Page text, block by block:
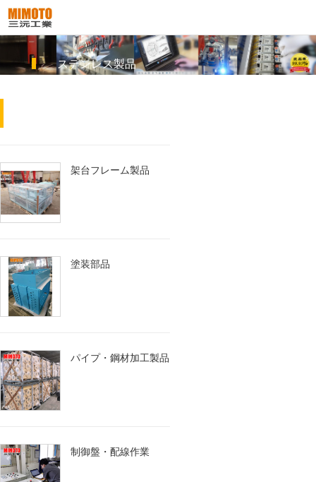
ステンレス製品
架台フレーム製品
塗装部品
パイプ・鋼材加工製品
制御盤・配線作業